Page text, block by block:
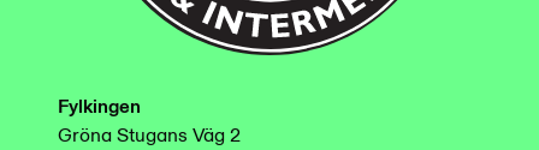
Fylkingen
Gröna Stugans Väg 2